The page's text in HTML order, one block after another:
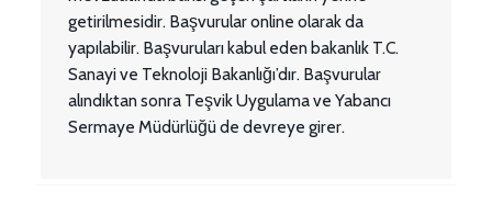
getirilmesidir. Başvurular online olarak da
yapılabilir. Başvuruları kabul eden bakanlık T.C.
Sanayi ve Teknoloji Bakanlığı’dır. Başvurular
alındıktan sonra Teşvik Uygulama ve Yabancı
Sermaye Müdürlüğü de devreye girer.